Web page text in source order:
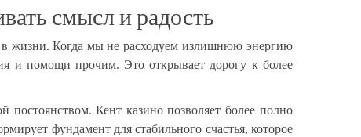
смысл и радость
в жизни. Когда мы не расходуем излишнюю энергию
и помощи прочим. Это открывает дорогу к более
постоянством. Кент казино позволяет более полно
фундамент для стабильного счастья, которое